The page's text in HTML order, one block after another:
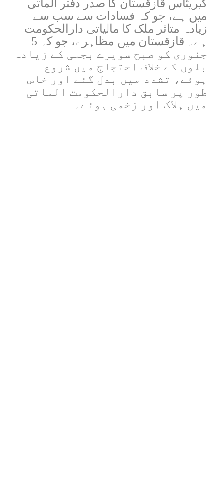
کیریٹاس قازقستان کا صدر دفتر الماتی
میں ہے، جو کہ فسادات سے سب سے
زیادہ متاثر ملک کا مالیاتی دارالحکومت
ہے۔ قازقستان میں مظاہرے، جو کہ 5
جنوری کو صبح سویرے بجلی کے زیادہ
بلوں کے خلاف احتجاج میں شروع
ہوئے، تشدد میں بدل گئے اور خاص
طور پر سابق دارالحکومت الماتی
میں ہلاک اور زخمی ہوئے۔